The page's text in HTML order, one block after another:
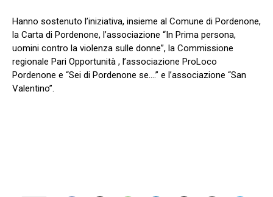
Hanno sostenuto l’iniziativa, insieme al Comune di Pordenone,
la Carta di Pordenone, l’associazione “In Prima persona,
uomini contro la violenza sulle donne”, la Commissione
regionale Pari Opportunità , l’associazione ProLoco
Pordenone e “Sei di Pordenone se….” e l’associazione “San
Valentino”.